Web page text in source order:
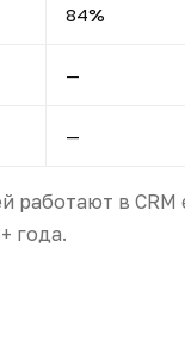
84%
—
—
работают в
года.